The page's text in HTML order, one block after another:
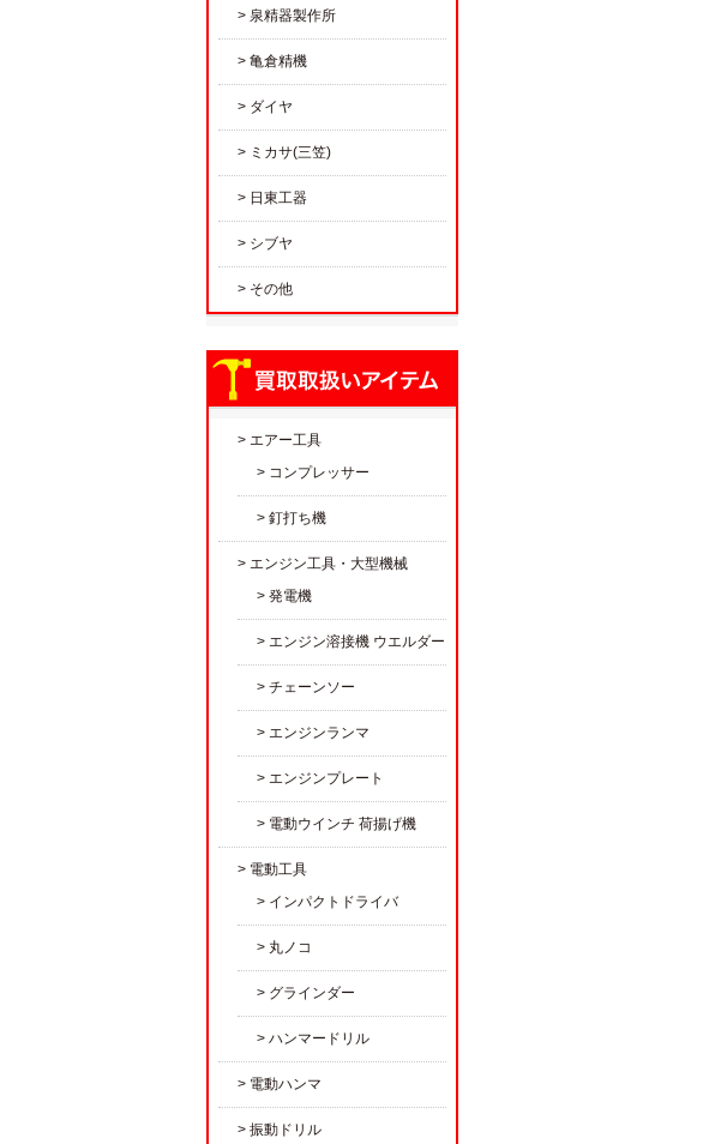
泉精器製作所
亀倉精機
ダイヤ
ミカサ(三笠)
日東工器
シブヤ
その他
エアー工具
コンプレッサー
釘打ち機
エンジン工具・大型機械
発電機
エンジン溶接機 ウエルダー
チェーンソー
エンジンランマ
エンジンプレート
電動ウインチ 荷揚げ機
電動工具
インパクトドライバ
丸ノコ
グラインダー
ハンマードリル
電動ハンマ
振動ドリル